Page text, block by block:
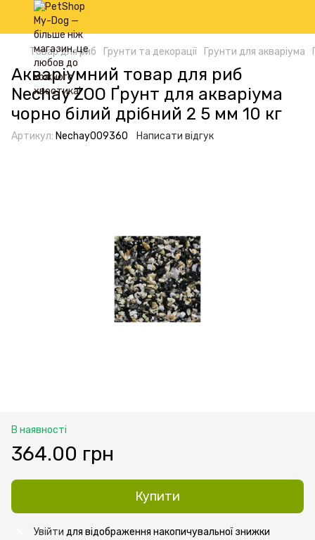
Товар для риб Грунти та декорації Грунти для акваріума
Акваріумний товар для риб
Nechay ZOO Ґрунт для акваріума
чорно білий дрібний 2 5 мм 10 кг
Артикул: Nechay009360 Написати відгук
В наявності
364.00 грн
Купити
Увійти для відображення накопичувальної знижки